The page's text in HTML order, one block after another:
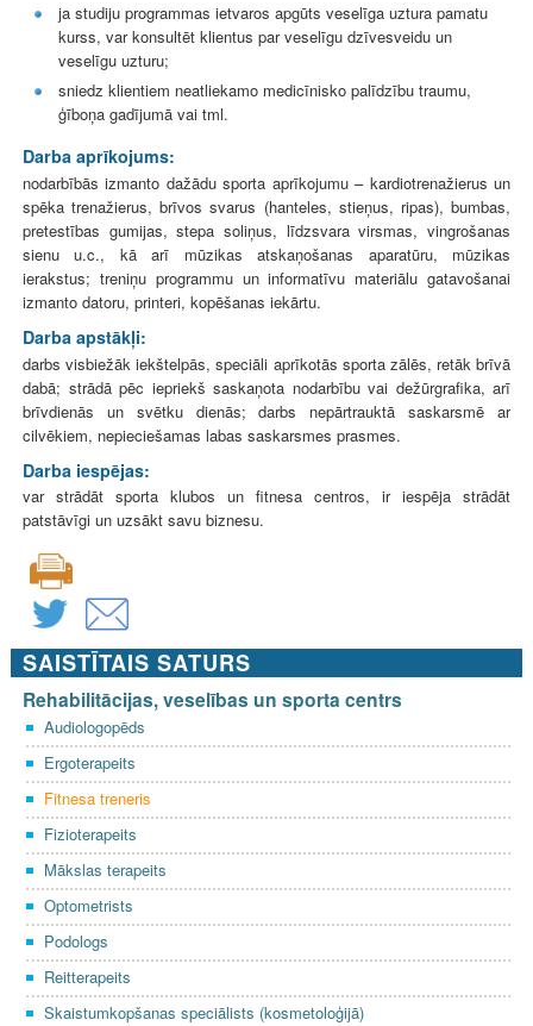
ja studiju programmas ietvaros apgūts veselīga uztura pamatu
kurss, var konsultēt klientus par veselīgu dzīvesveidu un
veselīgu uzturu;
sniedz klientiem neatliekamo medicīnisko palīdzību traumu,
ģīboņa gadījumā vai tml.
Darba aprīkojums:
nodarbībās izmanto dažādu sporta aprīkojumu – kardiotrenažierus un
spēka trenažierus, brīvos svarus (hanteles, stieņus, ripas), bumbas,
pretestības gumijas, stepa soliņus, līdzsvara virsmas, vingrošanas
sienu u.c., kā arī mūzikas atskaņošanas aparatūru, mūzikas
ierakstus; treniņu programmu un informatīvu materiālu gatavošanai
izmanto datoru, printeri, kopēšanas iekārtu.
Darba apstākļi:
darbs visbiežāk iekštelpās, speciāli aprīkotās sporta zālēs, retāk brīvā
dabā; strādā pēc iepriekš saskaņota nodarbību vai dežūrgrafika, arī
brīvdienās un svētku dienās; darbs nepārtrauktā saskarsmē ar
cilvēkiem, nepieciešamas labas saskarsmes prasmes.
Darba iespējas:
var strādāt sporta klubos un fitnesa centros, ir iespēja strādāt
patstāvīgi un uzsākt savu biznesu.
SAISTĪTAIS SATURS
Rehabilitācijas, veselības un sporta centrs
Audiologopēds
Ergoterapeits
Fitnesa treneris
Fizioterapeits
Mākslas terapeits
Optometrists
Podologs
Reitterapeits
Skaistumkopšanas speciālists (kosmetoloģijā)